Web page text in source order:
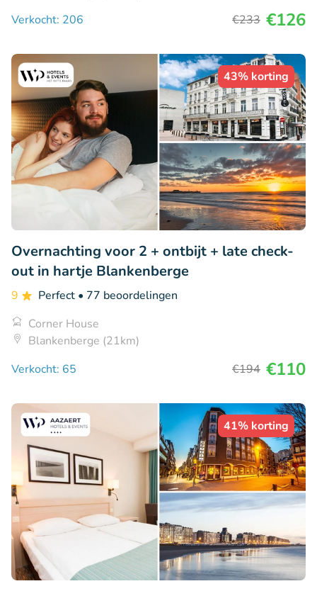
Verkocht: 206
€233 €126
43% korting
Overnachting voor 2 + ontbijt + late check-
out in hartje Blankenberge
9 Perfect • 77 beoordelingen
Corner House
Blankenberge (21km)
Verkocht: 65
€194 €110
41% korting